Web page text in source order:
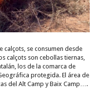
calçots, se consumen desde
calçots son cebollas tiernas,
los de la comarca de
protegida. El área de
del Alt Camp y Baix Camp….